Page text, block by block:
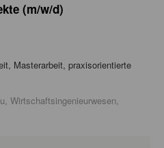
(m/w/d)
Masterarbeit, praxisorientierte
Wirtschaftsingenieurwesen,